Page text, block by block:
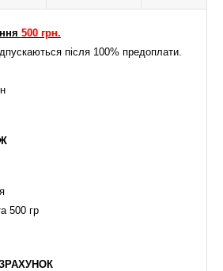
500 грн.
після 100% предоплати.
500 гр